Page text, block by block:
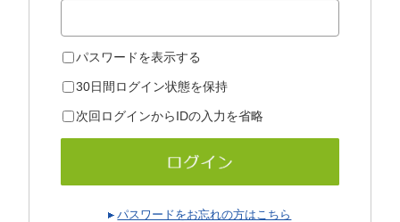
パスワードを表示する
30日間ログイン状態を保持
次回ログインからIDの入力を省略
パスワードをお忘れの方はこちら